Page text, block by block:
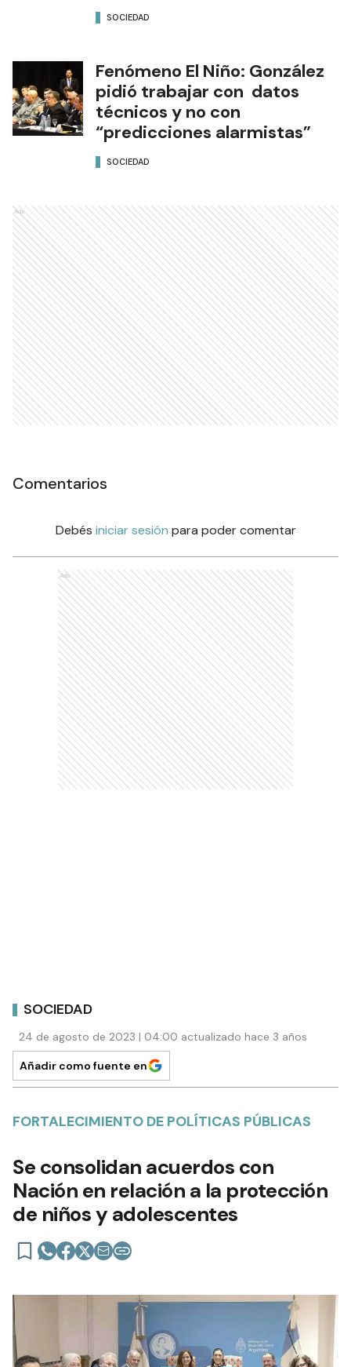
SOCIEDAD
Fenómeno El Niño: González
pidió trabajar con datos
técnicos y no con
“predicciones alarmistas”
SOCIEDAD
Ads
Comentarios
Debés iniciar sesión para poder comentar
Ads
SOCIEDAD
24 de agosto de 2023 | 04:00 actualizado hace 3 años
Añadir como fuente en
FORTALECIMIENTO DE POLÍTICAS PÚBLICAS
Se consolidan acuerdos con
Nación en relación a la protección
de niños y adolescentes